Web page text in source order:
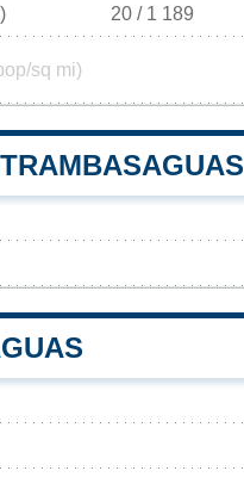
20 / 1 189
sq mi)